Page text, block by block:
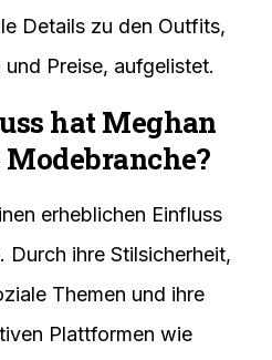
Details zu den Outfits,
Preise, aufgelistet.
hat Meghan
erheblichen Einfluss
ihre Stilsicherheit,
Themen und ihre
Plattformen wie